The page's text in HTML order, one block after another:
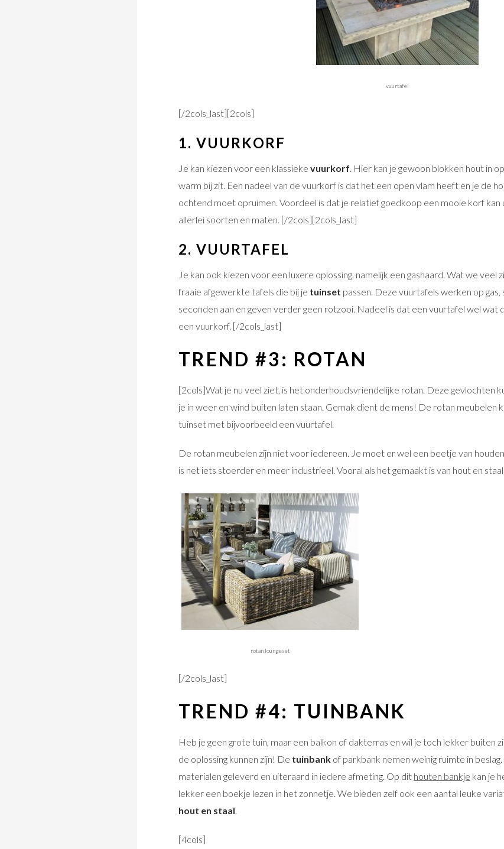
vuurtafel
[/2cols_last][2cols]
1. VUURKORF
Je kan kiezen voor een klassieke vuurkorf. Hier kan je gewoon blokken hout in
warm bij zit. Een nadeel van de vuurkorf is dat het een open vlam heeft en je de
ochtend moet opruimen. Voordeel is dat je relatief goedkoop een mooie korf kan
allerlei soorten en maten. [/2cols][2cols_last]
2. VUURTAFEL
Je kan ook kiezen voor een luxere oplossing, namelijk een gashaard. Wat we veel
fraaie afgewerkte tafels die bij je tuinset passen. Deze vuurtafels werken op gas,
seconden aan en geven verder geen rotzooi. Nadeel is dat een vuurtafel wel wat
een vuurkorf. [/2cols_last]
TREND #3: ROTAN
[2cols]Wat je nu veel ziet, is het onderhoudsvriendelijke rotan. Deze gevlochten
je in weer en wind buiten laten staan. Gemak dient de mens! De rotan meubelen
tuinset met bijvoorbeeld een vuurtafel.
De rotan meubelen zijn niet voor iedereen. Je moet er wel een beetje van
is net iets stoerder en meer industrieel. Vooral als het gemaakt is van hout en
rotan loungeset
[/2cols_last]
TREND #4: TUINBANK
Heb je geen grote tuin, maar een balkon of dakterras en wil je toch lekker buiten
de oplossing kunnen zijn! De tuinbank of parkbank nemen weinig ruimte in
materialen geleverd en uiteraard in iedere afmeting. Op dit houten bankje kan je
lekker een boekje lezen in het zonnetje. We bieden zelf ook een aantal leuke
hout en staal.
[4cols]